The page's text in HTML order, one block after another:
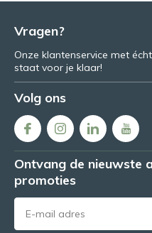
Vragen?
Onze klantenservice met
staat voor je klaar!
Volg ons
Ontvang de nieuwste
promoties